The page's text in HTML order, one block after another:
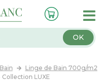
OK
Linge de Bain 700g/m2
LUXE